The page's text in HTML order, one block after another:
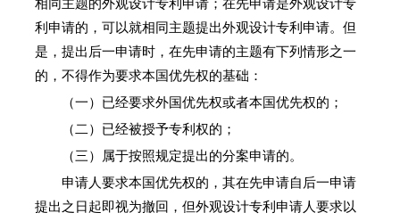
相同主题的外观设计专利申请；在先申请是外观设计专
利申请的，可以就相同主题提出外观设计专利申请。但
是，提出后一申请时，在先申请的主题有下列情形之一
的，不得作为要求本国优先权的基础：
（一）已经要求外国优先权或者本国优先权的；
（二）已经被授予专利权的；
（三）属于按照规定提出的分案申请的。
申请人要求本国优先权的，其在先申请自后一申请
提出之日起即视为撤回，但外观设计专利申请人要求以